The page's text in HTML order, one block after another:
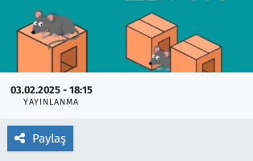
03.02.2025 - 18:15
YAYINLANMA
Paylaş